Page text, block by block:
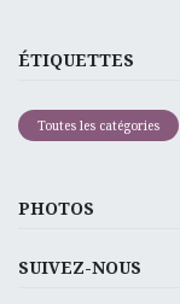
ÉTIQUETTES
Toutes les catégories
PHOTOS
SUIVEZ-NOUS